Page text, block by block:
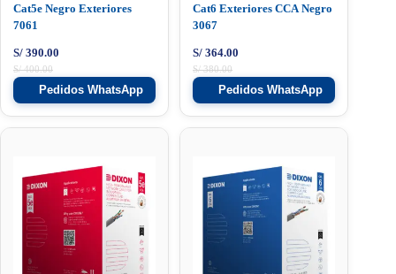
Cat5e Negro Exteriores
7061
S/400.00
S/ 390.00
Pedidos WhatsApp
Cat6 Exteriores CCA Negro
3067
S/380.00
S/ 364.00
Pedidos WhatsApp